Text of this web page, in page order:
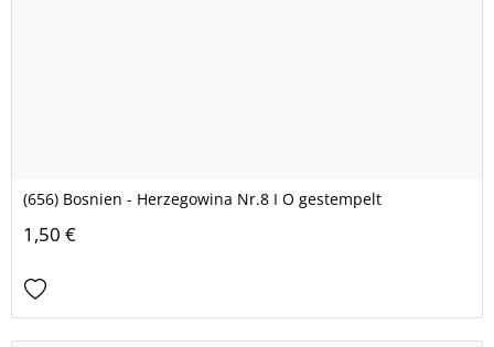
(656) Bosnien - Herzegowina Nr.8 I O gestempelt
1,50 €